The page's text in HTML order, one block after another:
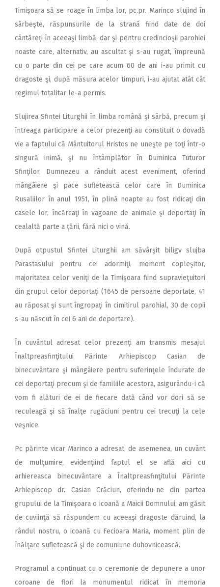
Timişoara să se roage în limba lor, pc.pr. Marinco slujind în
sârbeşte, răspunsurile de la strană fiind date de doi
cântăreţi în aceeaşi limbă, dar şi pentru credincioşii parohiei
noaste care, alternativ, au ascultat şi s-au rugat, împreună
cu o parte din cei pe care acum 60 de ani i-au primit cu
dragoste şi, după măsura acelor timpuri, i-au ajutat atât cât
regimul totalitar le-a permis.
Slujirea Sfintei Liturghii în limba română şi sârbă, precum şi
întreaga participare a celor prezenţi au constituit o dovadă
vie a faptului că Mântuitorul Hristos ne uneşte pe toţi într-o
singură inimă, şi nu întâmplător în Duminica Tuturor
Sfinţilor, Dumnezeu a rânduit acest eveniment, oferind
mângâiere şi pace sufletească celor care în Duminica
Rusaliilor în anul 1951, în plină noapte au fost ridicaţi din
casele lor, încărcaţi în vagoane de animale şi deportaţi în
cealaltă parte a ţării, fără nici o vină.
După otpustul Sfintei Liturghii am săvârşit biligv slujba
Parastasului pentru cei adormiţi, moment copleşitor,
majoritatea celor veniţi de la Timişoara fiind supravieţuitori
din grupul celor deportaţi (1645 de persoane deportate, 41
au răposat şi sunt îngropaţi în cimitirul parohial, 30 de copii
s-au născut în cei 6 ani de deportare).
În cuvântul adresat celor prezenţi am transmis mesajul
Înaltpreasfinţitului Părinte Arhiepiscop Casian de
binecuvântare şi mângâiere pentru suferinţele îndurate de
cei deportaţi precum şi de familiile acestora, asigurându-i că
vom fi alături de ei de fiecare dată când vor dori să se
reculeagă şi să înalţe rugăciuni pentru cei trecuţi la cele
veşnice.
Pc părinte vicar Marinco a adresat, de asemenea, un cuvânt
de mulţumire, evidenţiind faptul el se află aici cu
arhiereasca binecuvântare a Înaltpreasfinţitului Părinte
Arhiepiscop dr. Casian Crăciun, oferindu-ne din partea
grupului de la Timişoara o icoană a Maicii Domnului; am găsit
de cuviinţă să răspundem cu aceeaşi dragoste dăruind, la
rândul nostru, o icoană cu Fecioara Maria, moment plin de
înălţare sufletească şi de comuniune duhovnicească.
Programul a continuat cu o ceremonie de depunere a unor
coroane de flori la monumentul ridicat în memoria